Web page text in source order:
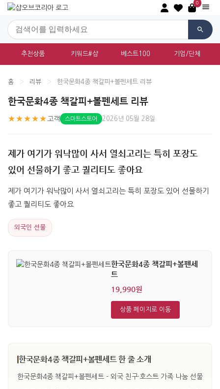
0
추천상품 키워드#샵 베스트100 기업/단체
홈 › 리뷰 › 한국문화4종 책갈피+볼펜세트 리뷰
한국문화4종 책갈피+볼펜세트 리뷰
★★★★★ 고객 스마트스토어 2026년 05월 28일
제가 여기가 워낙많이 사서 열쇠고리는 특히 포장도
있어 선물하기 좋고 퀄리티도 좋아요
제가 여기가 워낙많이 사서 열쇠고리는 특히 포장도 있어 선물하기
좋고 퀄리티도 좋아요
외국인 선물
한국문화4종 책갈피+볼펜세
트
19,990원
상품 페이지로 이동
한국문화4종 책갈피+볼펜세트 한 줄 소개
한국문화4종 책갈피+볼펜세트 - 외국 친구·호스트 가족 나눔 선물